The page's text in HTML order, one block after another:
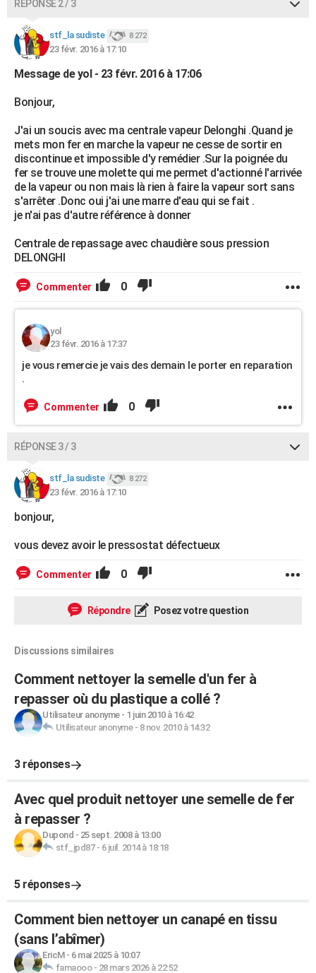
RÉPONSE 2 / 3
stf_la sudiste 8 272
23 févr. 2016 à 17:10
Message de yol - 23 févr. 2016 à 17:06
Bonjour,
J'ai un soucis avec ma centrale vapeur Delonghi .Quand je
mets mon fer en marche la vapeur ne cesse de sortir en
discontinue et impossible d'y remédier .Sur la poignée du
fer se trouve une molette qui me permet d'actionné l'arrivée
de la vapeur ou non mais là rien à faire la vapeur sort sans
s'arrêter .Donc oui j'ai une marre d'eau qui se fait .
je n'ai pas d'autre référence à donner
Centrale de repassage avec chaudière sous pression
DELONGHI
Commenter 0
yol
23 févr. 2016 à 17:37
je vous remercie je vais des demain le porter en reparation
.
Commenter 0
RÉPONSE 3 / 3
stf_la sudiste 8 272
23 févr. 2016 à 17:10
bonjour,
vous devez avoir le pressostat défectueux
Commenter 0
Répondre Posez votre question
Discussions similaires
Comment nettoyer la semelle d'un fer à
repasser où du plastique a collé ?
Utilisateur anonyme- 1 juin 2010 à 16:42
Utilisateur anonyme- 8 nov. 2010 à 14:32
3 réponses
Avec quel produit nettoyer une semelle de fer
à repasser ?
Dupond - 25 sept. 2008 à 13:00
stf_jpd87- 6 juil. 2014 à 18:18
5 réponses
Comment bien nettoyer un canapé en tissu
(sans l’abîmer)
EricM- 6 mai 2025 à 10:07
famaooo- 28 mars 2026 à 22:52